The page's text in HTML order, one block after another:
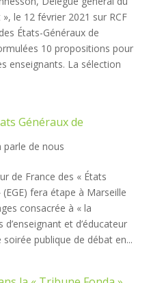
le 12 février 2021 sur RCF
États-Généraux de
10 propositions pour
enseignants. La sélection
Généraux de
parle de nous
de France des « États
(EGE) fera étape à Marseille
consacrée à « la
et d’éducateur
publique de débat en...